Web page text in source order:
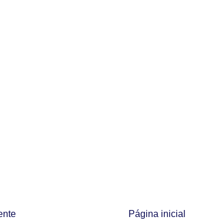
Página inicial